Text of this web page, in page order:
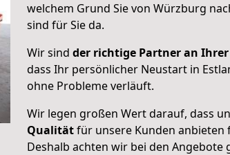
welchem Grund Sie von Würzburg
sind für Sie da.
Wir sind der richtige Partner an Ihrer
dass Ihr persönlicher Neustart in
ohne Probleme verläuft.
Wir legen großen Wert darauf, dass
Qualitätfür unsere Kunden anbieten
Deshalb achten wir bei den Angebote